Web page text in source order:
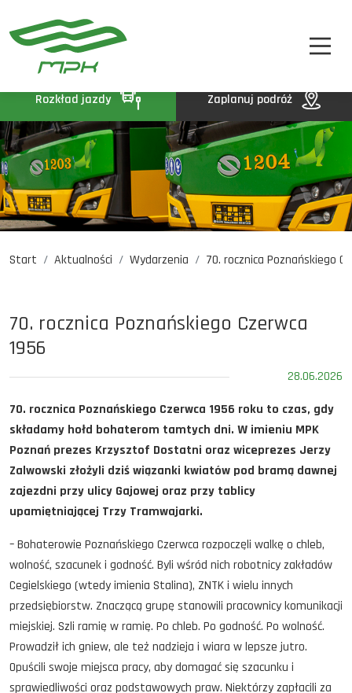
Rozkład jazdy
Oferty pracy
STREFA PASAŻERA
STREFA MPK
BIP
KONTAKT
A- A A+
Rozkład jazdy Zaplanuj podróż
Start Aktualności Wydarzenia 70. rocznica Poznańskiego C...
70. rocznica Poznańskiego Czerwca
1956
28.06.2026
70. rocznica Poznańskiego Czerwca 1956 roku to czas, gdy
składamy hołd bohaterom tamtych dni. W imieniu MPK
Poznań prezes Krzysztof Dostatni oraz wiceprezes Jerzy
Zalwowski złożyli dziś wiązanki kwiatów pod bramą dawnej
zajezdni przy ulicy Gajowej oraz przy tablicy
upamiętniającej Trzy Tramwajarki.
– Bohaterowie Poznańskiego Czerwca rozpoczęli walkę o chleb,
wolność, szacunek i godność. Byli wśród nich robotnicy zakładów
Cegielskiego (wtedy imienia Stalina), ZNTK i wielu innych
przedsiębiorstw. Znaczącą grupę stanowili pracownicy komunikacji
miejskiej. Szli ramię w ramię. Po chleb. Po godność. Po wolność.
Prowadził ich gniew, ale też nadzieja i wiara w lepsze jutro.
Opuścili swoje miejsca pracy, aby domagać się szacunku i
sprawiedliwości oraz podstawowych praw. Niektórzy zapłacili za